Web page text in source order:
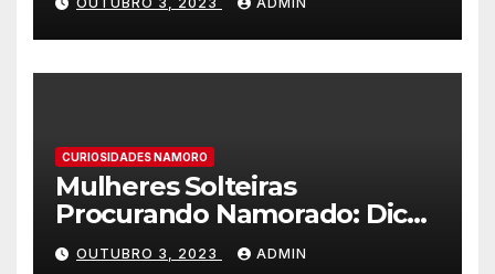
CURIOSIDADES NAMORO
Mulheres Solteiras
Procurando Namorado: Dicas
para Encontrar o Amor
OUTUBRO 3, 2023 ADMIN